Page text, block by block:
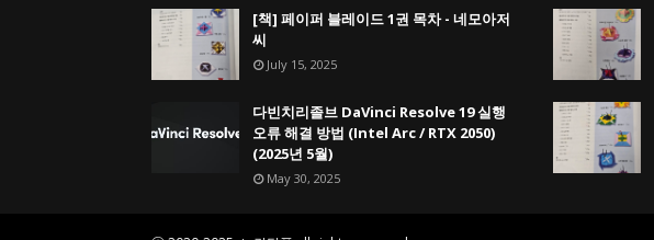
[책] 페이퍼 블레이드 1권 목차 - 네모아저
씨
July 15, 2025
다빈치리졸브 DaVinci Resolve 19 실행
오류 해결 방법 (Intel Arc / RTX 2050)
(2025년 5월)
May 30, 2025